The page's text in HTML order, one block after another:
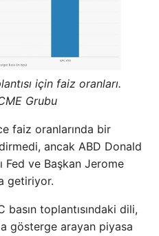
için faiz oranları.
Grubu
faiz oranlarında bir
ancak ABD Donald
Fed ve Başkan Jerome
getiriyor.
basın toplantısındaki dili,
gösterge arayan piyasa